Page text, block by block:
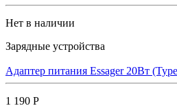
Нет в наличии
Зарядные устройства
Адаптер питания Essager 20Вт
1 190 Р